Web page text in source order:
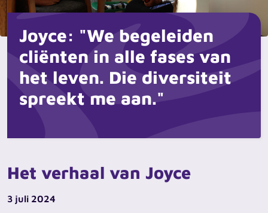
Joyce: "We begeleiden
cliënten in alle fases van
het leven. Die diversiteit
spreekt me aan."
Het verhaal van Joyce
3 juli 2024